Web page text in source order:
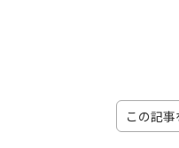
この記